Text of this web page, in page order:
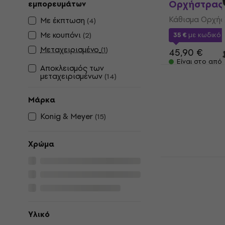
εμπορευμάτων
Με έκπτωση (4)
Με κουπόνι (2)
Μεταχειρισμένο (1)
Αποκλεισμός των
μεταχειρισμένων (14)
Μάρκα
Konig & Meyer (15)
Χρώμα
Υλικό
Ορχήστρας
Κάθισμα
35 € με κωδικό
45,90 €
Είναι στο
Konig &